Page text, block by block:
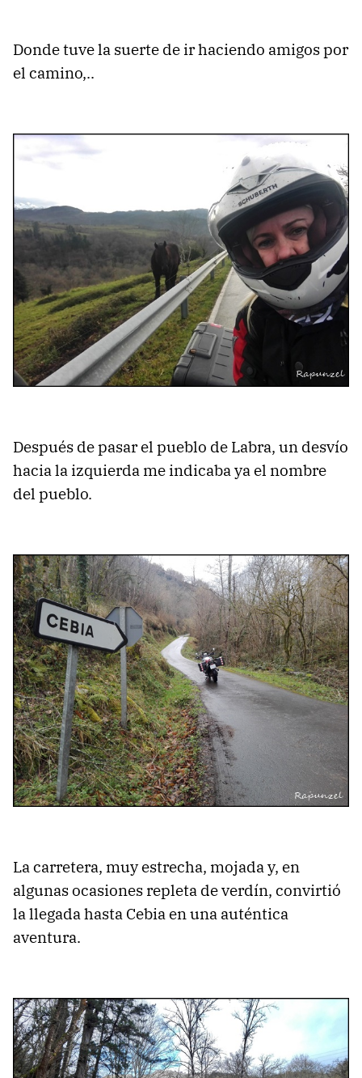
Donde tuve la suerte de ir haciendo amigos por
el camino,..
Después de pasar el pueblo de Labra, un desvío
hacia la izquierda me indicaba ya el nombre
del pueblo.
La carretera, muy estrecha, mojada y, en
algunas ocasiones repleta de verdín, convirtió
la llegada hasta Cebia en una auténtica
aventura.